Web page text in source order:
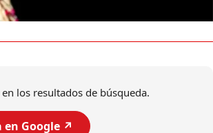
los resultados de búsqueda.
en Google ↗️